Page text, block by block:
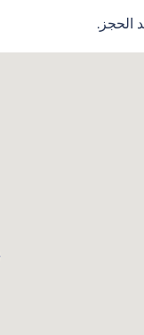
الحجز.